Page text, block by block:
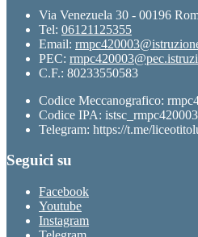
Via Venezuela 30 - 00196
Tel: 06121125355
Email:
PEC:
C.F.: 80233550583
Codice Meccanografico:
Codice IPA: istsc_rmpc420003
Telegram: https://t.me/
Seguici su
Facebook
Youtube
Instagram